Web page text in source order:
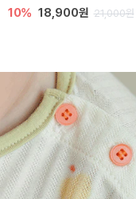
10% 18,900원 21,000원